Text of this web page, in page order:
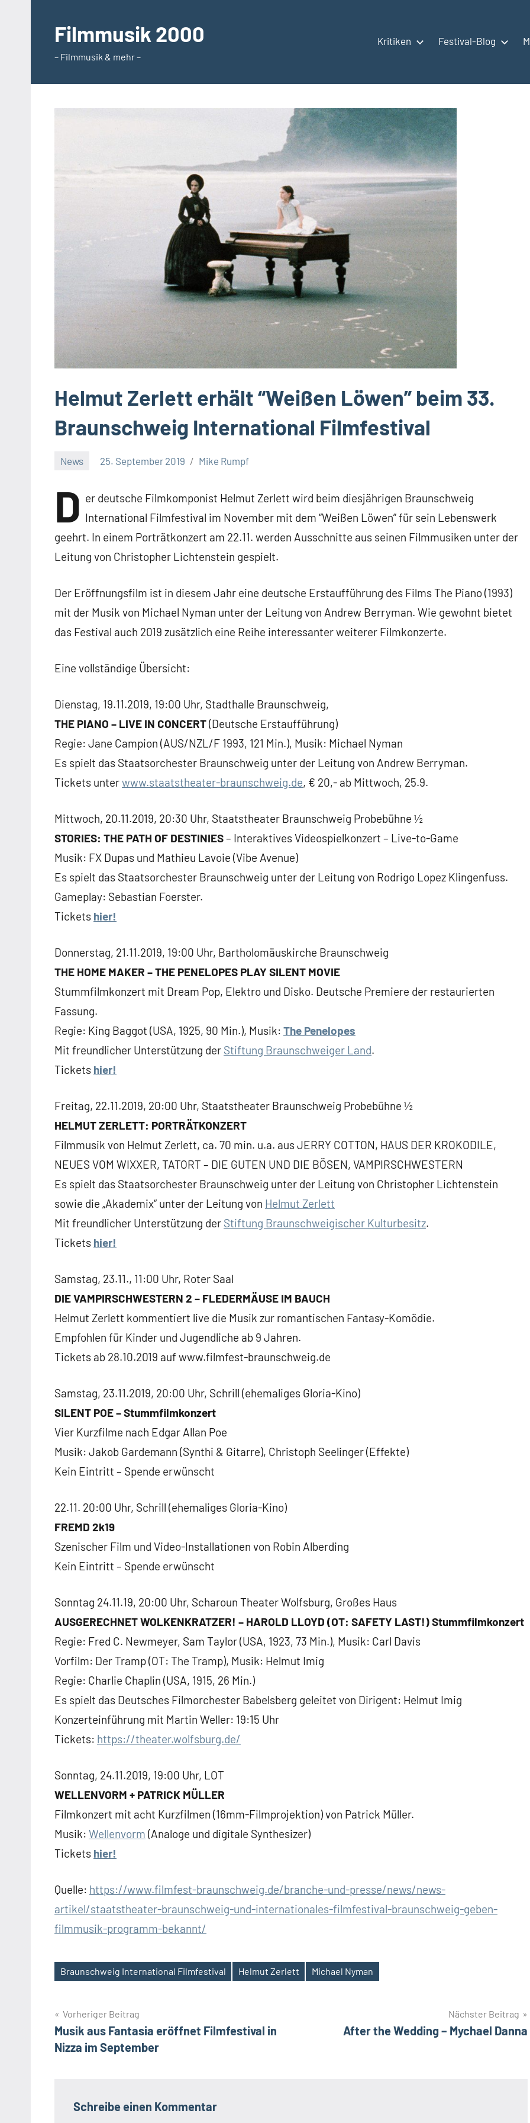
springenFilmmusik 2000
– Filmmusik & mehr –
Kritiken Festival-Blog
Helmut Zerlett erhält “Weißen Löwen” beim 33.
Braunschweig International Filmfestival
News 25. September 2019 Mike Rumpf
D er deutsche Filmkomponist Helmut Zerlett wird beim diesjährigen Braunschweig
International Filmfestival im November mit dem “Weißen Löwen” für sein Lebenswerk
geehrt. In einem Porträtkonzert am 22.11. werden Ausschnitte aus seinen Filmmusiken unter der
Leitung von Christopher Lichtenstein gespielt.
Der Eröffnungsfilm ist in diesem Jahr eine deutsche Erstaufführung des Films The Piano (1993)
mit der Musik von Michael Nyman unter der Leitung von Andrew Berryman. Wie gewohnt bietet
das Festival auch 2019 zusätzlich eine Reihe interessanter weiterer Filmkonzerte.
Eine vollständige Übersicht:
Dienstag, 19.11.2019, 19:00 Uhr, Stadthalle Braunschweig,
THE PIANO – LIVE IN CONCERT(Deutsche Erstaufführung)
Regie: Jane Campion (AUS/NZL/F 1993, 121 Min.), Musik: Michael Nyman
Es spielt das Staatsorchester Braunschweig unter der Leitung von Andrew Berryman.
Tickets unterwww.staatstheater-braunschweig.de, € 20,- ab Mittwoch, 25.9.
Mittwoch, 20.11.2019, 20:30 Uhr, Staatstheater Braunschweig Probebühne ½
STORIES: THE PATH OF DESTINIES– Interaktives Videospielkonzert – Live-to-Game
Musik: FX Dupas und Mathieu Lavoie (Vibe Avenue)
Es spielt das Staatsorchester Braunschweig unter der Leitung von Rodrigo Lopez Klingenfuss.
Gameplay: Sebastian Foerster.
Tickets hier!
Donnerstag, 21.11.2019, 19:00 Uhr, Bartholomäuskirche Braunschweig
THE HOME MAKER – THE PENELOPES PLAY SILENT MOVIE
Stummfilmkonzert mit Dream Pop, Elektro und Disko. Deutsche Premiere der restaurierten
Fassung.
Regie: King Baggot (USA, 1925, 90 Min.), Musik: The Penelopes
Mit freundlicher Unterstützung der Stiftung Braunschweiger Land.
Tickets hier!
Freitag, 22.11.2019, 20:00 Uhr, Staatstheater Braunschweig Probebühne ½
HELMUT ZERLETT: PORTRÄTKONZERT
Filmmusik von Helmut Zerlett, ca. 70 min. u.a. aus JERRY COTTON, HAUS DER KROKODILE,
NEUES VOM WIXXER, TATORT – DIE GUTEN UND DIE BÖSEN, VAMPIRSCHWESTERN
Es spielt das Staatsorchester Braunschweig unter der Leitung von Christopher Lichtenstein
sowie die „Akademix“ unter der Leitung von Helmut Zerlett
Mit freundlicher Unterstützung der Stiftung Braunschweigischer Kulturbesitz.
Tickets hier!
Samstag, 23.11., 11:00 Uhr, Roter Saal
DIE VAMPIRSCHWESTERN 2 – FLEDERMÄUSE IM BAUCH
Helmut Zerlett kommentiert live die Musik zur romantischen Fantasy-Komödie.
Empfohlen für Kinder und Jugendliche ab 9 Jahren.
Tickets ab 28.10.2019 auf www.filmfest-braunschweig.de
Samstag, 23.11.2019, 20:00 Uhr, Schrill (ehemaliges Gloria-Kino)
SILENT POE – Stummfilmkonzert
Vier Kurzfilme nach Edgar Allan Poe
Musik: Jakob Gardemann (Synthi & Gitarre), Christoph Seelinger (Effekte)
Kein Eintritt – Spende erwünscht
22.11. 20:00 Uhr, Schrill (ehemaliges Gloria-Kino)
FREMD 2k19
Szenischer Film und Video-Installationen von Robin Alberding
Kein Eintritt – Spende erwünscht
Sonntag 24.11.19, 20:00 Uhr, Scharoun Theater Wolfsburg, Großes Haus
AUSGERECHNET WOLKENKRATZER! – HAROLD LLOYD (OT: SAFETY LAST!) Stummfilmkonzert
Regie: Fred C. Newmeyer, Sam Taylor (USA, 1923, 73 Min.), Musik: Carl Davis
Vorfilm: Der Tramp (OT: The Tramp), Musik: Helmut Imig
Regie: Charlie Chaplin (USA, 1915, 26 Min.)
Es spielt das Deutsches Filmorchester Babelsberg geleitet von Dirigent: Helmut Imig
Konzerteinführung mit Martin Weller: 19:15 Uhr
Tickets: https://theater.wolfsburg.de/
Sonntag, 24.11.2019, 19:00 Uhr, LOT
WELLENVORM + PATRICK MÜLLER
Filmkonzert mit acht Kurzfilmen (16mm-Filmprojektion) von Patrick Müller.
Musik: Wellenvorm (Analoge und digitale Synthesizer)
Tickets hier!
Quelle: https://www.filmfest-braunschweig.de/branche-und-presse/news/news-
artikel/staatstheater-braunschweig-und-internationales-filmfestival-braunschweig-geben-
filmmusik-programm-bekannt/
Schlagwörter
Braunschweig International Filmfestival Helmut Zerlett Michael Nyman
Beitragsnavigation
Vorheriger Beitrag
Musik aus Fantasia eröffnet Filmfestival in
Nizza im September
Nächster Beitrag
After the Wedding – Mychael Danna
Schreibe einen Kommentar